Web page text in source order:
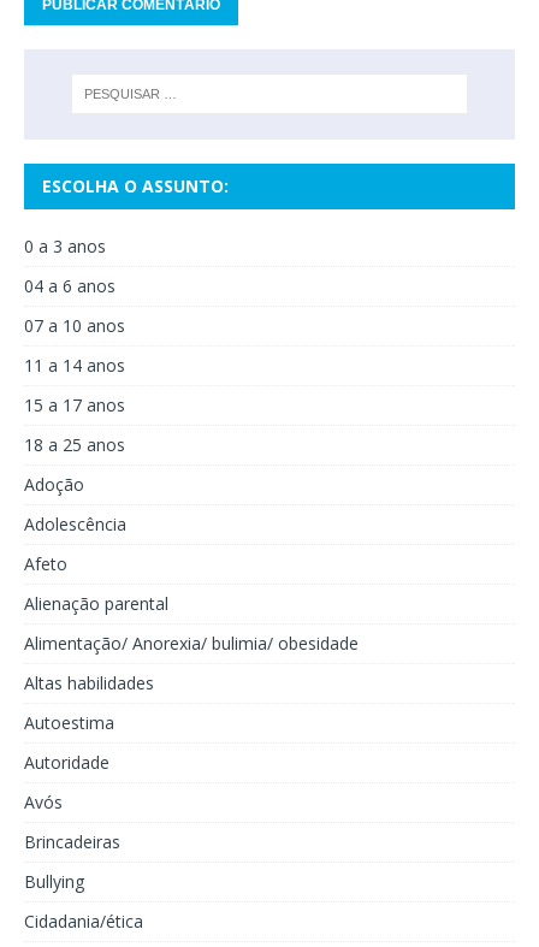
ESCOLHA O ASSUNTO:
0 a 3 anos
04 a 6 anos
07 a 10 anos
11 a 14 anos
15 a 17 anos
18 a 25 anos
Adoção
Adolescência
Afeto
Alienação parental
Alimentação/ Anorexia/ bulimia/ obesidade
Altas habilidades
Autoestima
Autoridade
Avós
Brincadeiras
Bullying
Cidadania/ética